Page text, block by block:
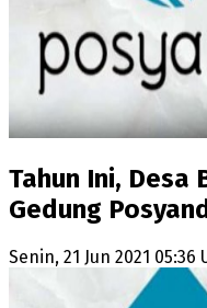
Tahun Ini, Desa
Gedung
Senin, 21 Jun 2021 05:36